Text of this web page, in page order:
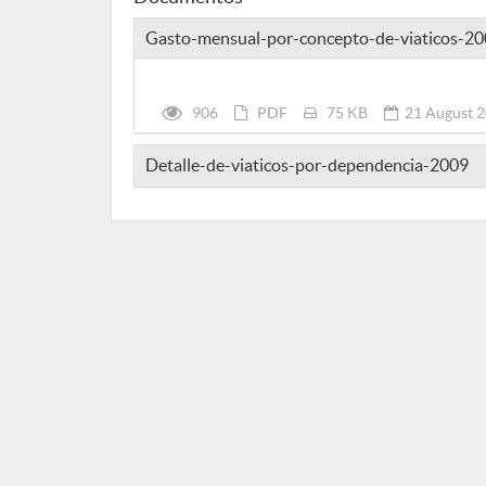
Gasto-mensual-por-concepto-de-viaticos-
906 PDF 75 KB 21 August
Detalle-de-viaticos-por-dependencia-2009